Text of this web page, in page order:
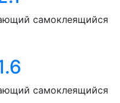
самоклеящийся
самоклеящийся